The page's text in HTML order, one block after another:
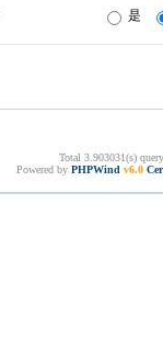
是
Total 3.903031(s)
Powered by PHPWind v6.0